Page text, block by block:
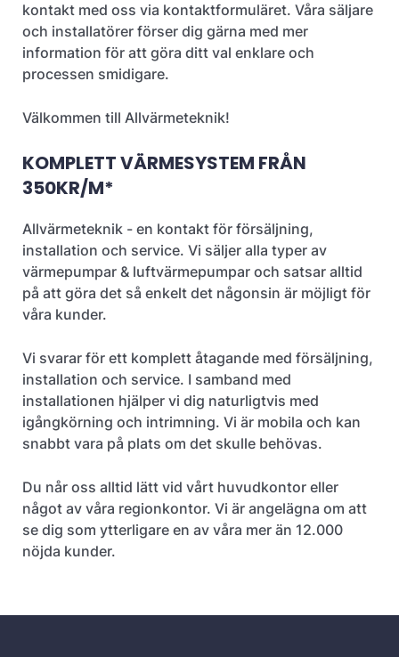
kontakt med oss via kontaktformuläret. Våra säljare
och installatörer förser dig gärna med mer
information för att göra ditt val enklare och
processen smidigare.
Välkommen till Allvärmeteknik!
KOMPLETT VÄRMESYSTEM FRÅN
350KR/M*
Allvärmeteknik - en kontakt för försäljning,
installation och service. Vi säljer alla typer av
värmepumpar & luftvärmepumpar och satsar alltid
på att göra det så enkelt det någonsin är möjligt för
våra kunder.
Vi svarar för ett komplett åtagande med försäljning,
installation och service. I samband med
installationen hjälper vi dig naturligtvis med
igångkörning och intrimning. Vi är mobila och kan
snabbt vara på plats om det skulle behövas.
Du når oss alltid lätt vid vårt huvudkontor eller
något av våra regionkontor. Vi är angelägna om att
se dig som ytterligare en av våra mer än 12.000
nöjda kunder.